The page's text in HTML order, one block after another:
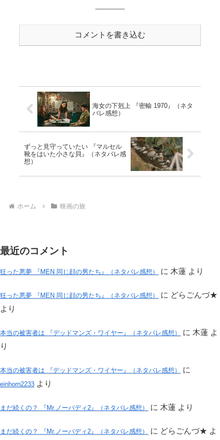
コメントを書き込む
海女の下剋上 『密輸 1970』（ネタ
バレ感想）
ずっと見守っていたい 『マルセル
靴をはいた小さな貝』（ネタバレ感
想）
ホーム 映画の旅
最近のコメント
狂った悪夢 『MEN 同じ顔の男たち』（ネタバレ感想） に 木蓮 より
狂った悪夢 『MEN 同じ顔の男たち』（ネタバレ感想） に どらごんづ★
より
本当の被害者は 『デッドマンズ・ワイヤー』（ネタバレ感想） に 木蓮 よ
り
本当の被害者は 『デッドマンズ・ワイヤー』（ネタバレ感想） に
einhorn2233 より
まだ続くの？ 『Mr.ノーバディ2』（ネタバレ感想） に 木蓮 より
まだ続くの？ 『Mr.ノーバディ2』（ネタバレ感想） に どらごんづ★ よ